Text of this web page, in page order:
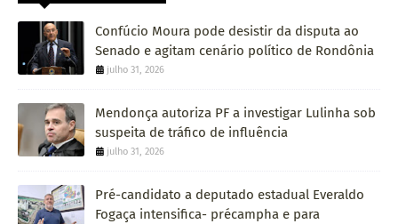
Confúcio Moura pode desistir da disputa ao
Senado e agitam cenário político de Rondônia
julho 31, 2026
Mendonça autoriza PF a investigar Lulinha sob
suspeita de tráfico de influência
julho 31, 2026
Pré-candidato a deputado estadual Everaldo
Fogaça intensifica- précampha e para